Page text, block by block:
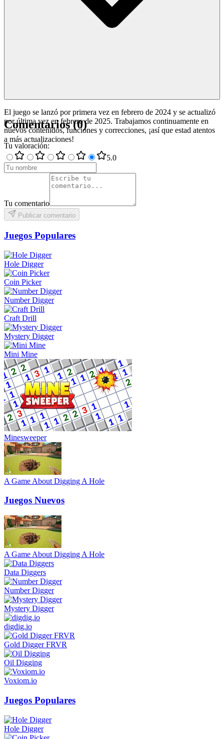
El juego se lanzó por primera vez en febrero de 2024 y se actualizó
por última vez en febrero de 2025. Trabajamos continuamente en
nuevos contenidos, funciones y correcciones, ¡así que estad atentos
a más actualizaciones!
Comentarios(0)
Tu valoración:
5.0
Tu comentario
Publicar comentario
Juegos Populares
Hole Digger
Coin Picker
Number Digger
Craft Drill
Mystery Digger
Mini Mine
Minesweeper
A Game About Digging A Hole
Juegos Nuevos
A Game About Digging A Hole
Data Diggers
Number Digger
Mystery Digger
digdig.io
Gold Digger FRVR
Oil Digging
Voxiom.io
Juegos Populares
Hole Digger